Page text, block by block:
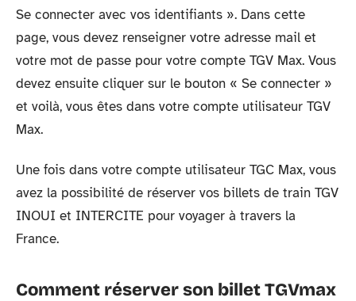
Se connecter avec vos identifiants ». Dans cette
page, vous devez renseigner votre adresse mail et
votre mot de passe pour votre compte TGV Max. Vous
devez ensuite cliquer sur le bouton « Se connecter »
et voilà, vous êtes dans votre compte utilisateur TGV
Max.
Une fois dans votre compte utilisateur TGC Max, vous
avez la possibilité de réserver vos billets de train TGV
INOUI et INTERCITE pour voyager à travers la
France.
Comment réserver son billet TGVmax